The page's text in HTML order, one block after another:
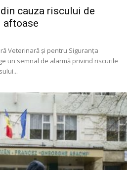
cauza riscului de
aftoase
Veterinară şi pentru Siguranța
un semnal de alarmă privind riscurile